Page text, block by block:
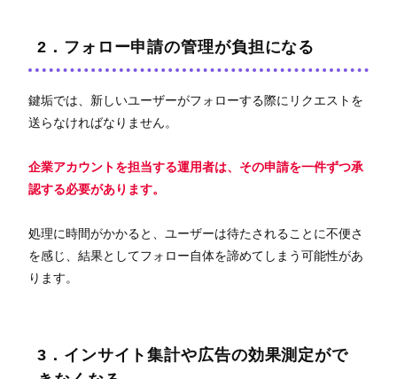
2．フォロー申請の管理が負担になる
鍵垢では、新しいユーザーがフォローする際にリクエストを
送らなければなりません。
企業アカウントを担当する運用者は、その申請を一件ずつ承
認する必要があります。
処理に時間がかかると、ユーザーは待たされることに不便さ
を感じ、結果としてフォロー自体を諦めてしまう可能性があ
ります。
3．インサイト集計や広告の効果測定がで